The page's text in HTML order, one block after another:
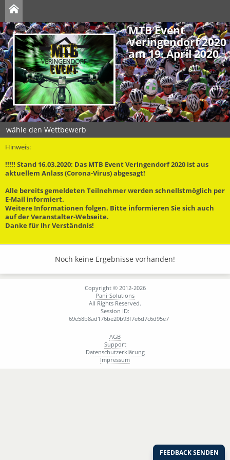
MTB Event
Veringendorf 2020
am 19. April 2020
wähle den Wettbewerb
Hinweis:
!!!!! Stand 16.03.2020: Das MTB Event Veringendorf 2020 ist aus
aktuellem Anlass (Corona-Virus) abgesagt!
Alle bereits gemeldeten Teilnehmer werden schnellstmöglich per
E-Mail informiert.
Weitere Informationen folgen. Bitte informieren Sie sich auch
auf der Veranstalter-Webseite.
Danke für Ihr Verständnis!
Noch keine Ergebnisse vorhanden!
Copyright © 2012-2026
Pani-Solutions
All Rights Reserved.
Session ID:
69e58b8ad176be20b93f7e6d7c6d95e7
AGB
Support
Datenschutzerklärung
Impressum